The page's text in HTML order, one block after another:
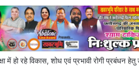
में हो रहे विकास, शोध एवं प्रभावी रोगी प्रबंधन